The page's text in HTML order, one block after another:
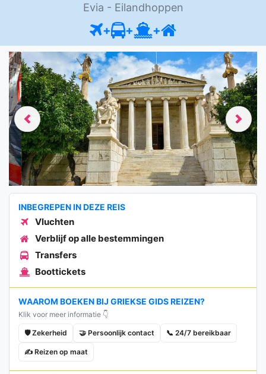
Evia - Eilandhoppen
+ + +
Previous Next
INBEGREPEN IN DEZE REIS
Vluchten
Verblijf op alle bestemmingen
Transfers
Boottickets
WAAROM BOEKEN BIJ GRIEKSE GIDS REIZEN?
Klik voor meer informatie 👇
🛡️ Zekerheid 🤝 Persoonlijk contact 📞 24/7 bereikbaar
✍️ Reizen op maat